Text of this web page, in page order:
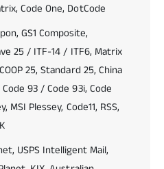
Code One, DotCode
GS1 Composite,
25 / ITF-14 / ITF6, Matrix
25, Standard 25, China
93 / Code 93i, Code
MSI Plessey, Code11, RSS,
USPS Intelligent Mail,